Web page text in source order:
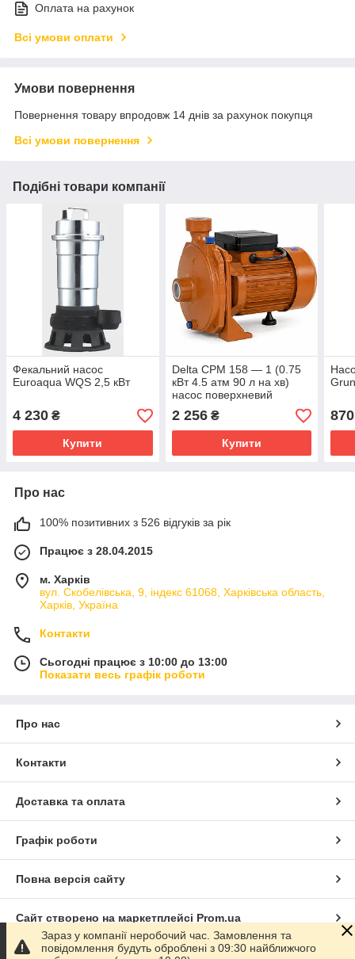
Оплата на рахунок
Всі умови оплати
Умови повернення
Повернення товару впродовж 14 днів за рахунок покупця
Всі умови повернення
Подібні товари компанії
Фекальний насос
Euroaqua WQS 2,5 кВт
4 230 ₴
Купити
Delta СРМ 158 — 1 (0.75
кВт 4.5 атм 90 л на хв)
насос поверхневий
2 256₴
Купити
870
Про нас
100% позитивних з 526 відгуків за рік
Працює з 28.04.2015
м. Харків
вул. Скобелівська, 9, індекс 61068, Харківська область,
Харків, Україна
Контакти
Сьогодні працює з 10:00 до 13:00
Показати весь графік роботи
Про нас
Контакти
Доставка та оплата
Графік роботи
Повна версія сайту
Сайт створено на маркетплейсі Prom.ua
Зараз у компанії неробочий час. Замовлення та
повідомлення будуть оброблені з 09:30 найближчого